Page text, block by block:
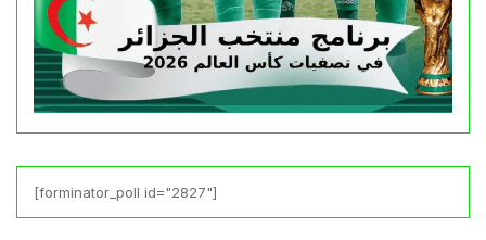
[forminator_poll id="2827"]